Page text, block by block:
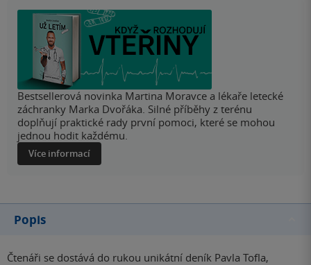
Bestsellerová novinka Martina Moravce a lékaře letecké
záchranky Marka Dvořáka. Silné příběhy z terénu
doplňují praktické rady první pomoci, které se mohou
jednou hodit každému.
Více informací
Popis
Čtenáři se dostává do rukou unikátní deník Pavla Tofla,